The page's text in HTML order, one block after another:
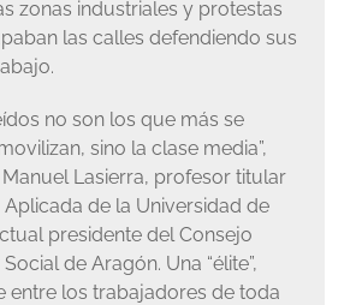
zonas industriales y protestas
las calles defendiendo sus
no son los que más se
sino la clase media”,
Lasierra, profesor titular
de la Universidad de
presidente del Consejo
de Aragón. Una “élite”,
entre los trabajadores de toda